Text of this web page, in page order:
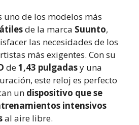
uno de los modelos más
de la marca Suunto,
las necesidades de los
más exigentes. Con su
de1,43 pulgadasy una
este reloj es perfecto
un dispositivo que se
intensivos
al aire libre.